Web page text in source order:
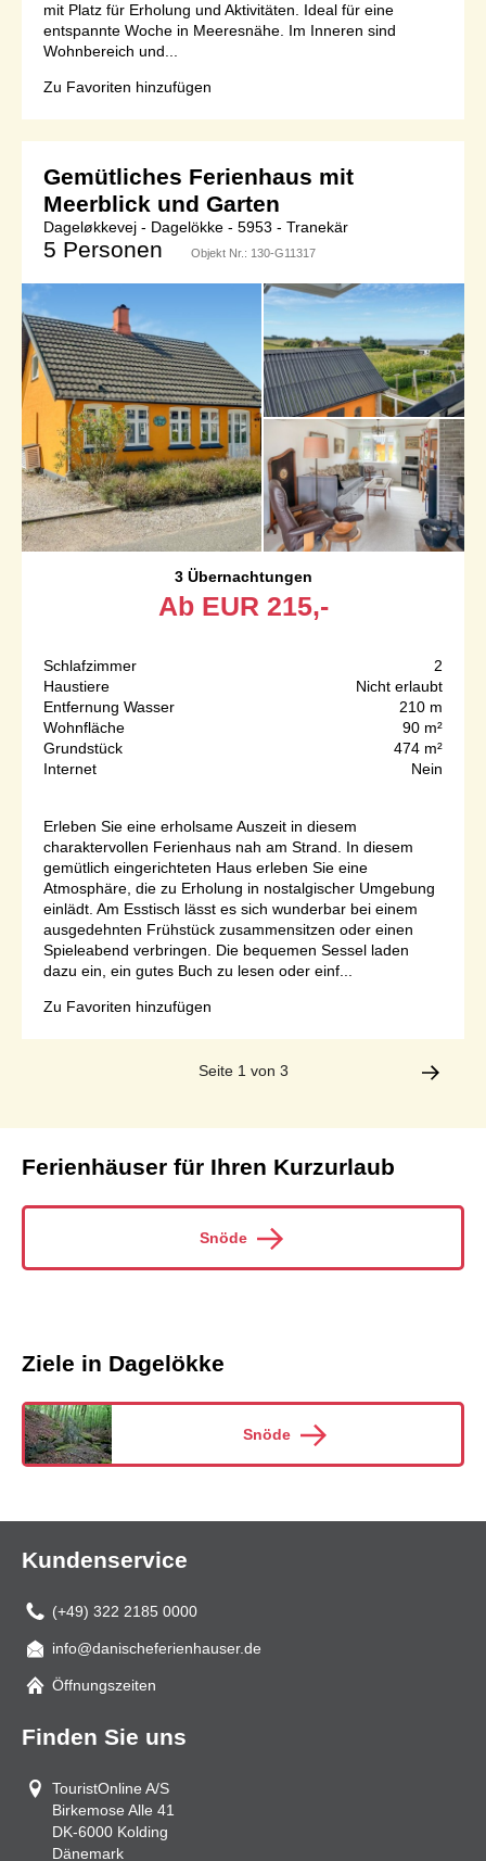
mit Platz für Erholung und Aktivitäten. Ideal für eine
entspannte Woche in Meeresnähe. Im Inneren sind
Wohnbereich und...
Zu Favoriten hinzufügen
Gemütliches Ferienhaus mit
Meerblick und Garten
Dageløkkevej - Dagelökke - 5953 - Tranekär
5 Personen Objekt Nr.: 130-G11317
3 Übernachtungen
Ab EUR 215,-
Schlafzimmer
2
Haustiere
Nicht erlaubt
Entfernung Wasser
210 m
Wohnfläche
90 m²
Grundstück
474 m²
Internet
Nein
Erleben Sie eine erholsame Auszeit in diesem
charaktervollen Ferienhaus nah am Strand. In diesem
gemütlich eingerichteten Haus erleben Sie eine
Atmosphäre, die zu Erholung in nostalgischer Umgebung
einlädt. Am Esstisch lässt es sich wunderbar bei einem
ausgedehnten Frühstück zusammensitzen oder einen
Spieleabend verbringen. Die bequemen Sessel laden
dazu ein, ein gutes Buch zu lesen oder einf...
Zu Favoriten hinzufügen
Seite 1 von 3
Ferienhäuser für Ihren Kurzurlaub
Snöde
Ziele in Dagelökke
Snöde
Kundenservice
(+49) 322 2185 0000
Mail
info@danischeferienhauser.de
Öffnungszeiten
Finden Sie uns
TouristOnline A/S
Birkemose Alle 41
DK-6000 Kolding
Dänemark